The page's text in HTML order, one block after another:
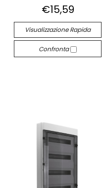
€15,59
Visualizzazione Rapida
Confronta